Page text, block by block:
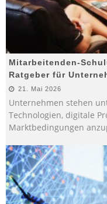
Mitarbeitenden-
Ratgeber für
21. Mai 2026
Unternehmen stehen
Technologien, digitale
Marktbedingungen